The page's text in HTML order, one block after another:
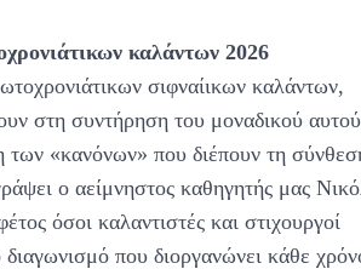
καλάντων 2026
σιφναίικων καλάντων,
στη συντήρηση του μοναδικού αυτού
των «κανόνων» που διέπουν τη
ο αείμνηστος καθηγητής μας
όσοι καλαντιστές και στιχουργοί
που διοργανώνει κάθε